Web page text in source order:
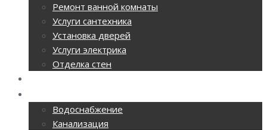
Ремонт ванной комнаты
Услуги сантехника
Установка дверей
Услуги электрика
Отделка стен
Водоснабжение
Канализация